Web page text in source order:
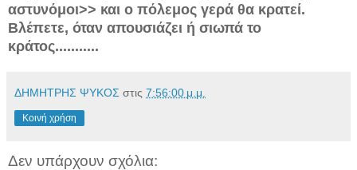
αστυνόμοι>> και ο πόλεμος γερά θα κρατεί.
Βλέπετε, όταν απουσιάζει ή σιωπά το
κράτος...........
ΔΗΜΗΤΡΗΣ ΨΥΚΟΣ στις 7:56:00 μ.μ.
Κοινή χρήση
Δεν υπάρχουν σχόλια: